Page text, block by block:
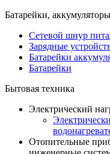
Батарейки,
Сетевой шнур
Зарядные
Батарейки
Батарейки
Бытовая техника
Электрический
Отопительные